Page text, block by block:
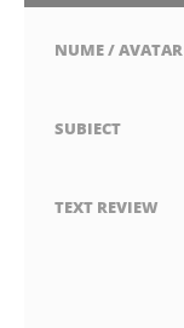
NUME / AVATAR
SUBIECT
TEXT REVIEW